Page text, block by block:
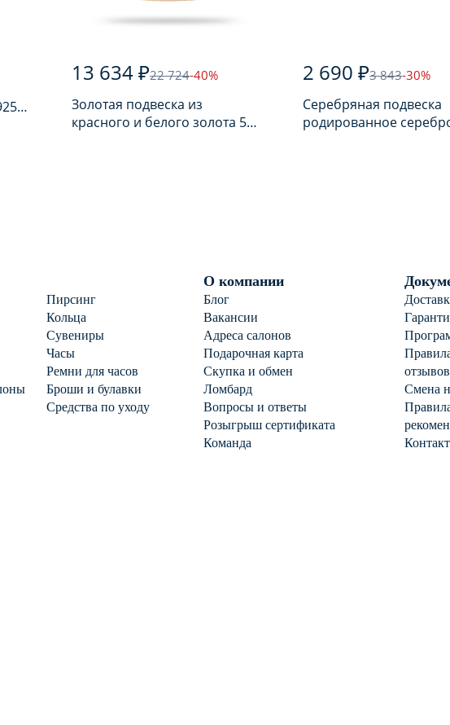
13 634 ₽22 724-40%
Золотая подвеска из
красного и белого золота 585
2 690 ₽3 843-30%
Серебряная подвеска
родированное
Пирсинг
Кольца
Сувениры
Часы
Ремни для часов
Броши и булавки
Средства по уходу
О компании
Блог
Вакансии
Адреса салонов
Подарочная карта
Скупка и обмен
Ломбард
Вопросы и ответы
Розыгрыш сертификата
Команда
отзывов
Смена